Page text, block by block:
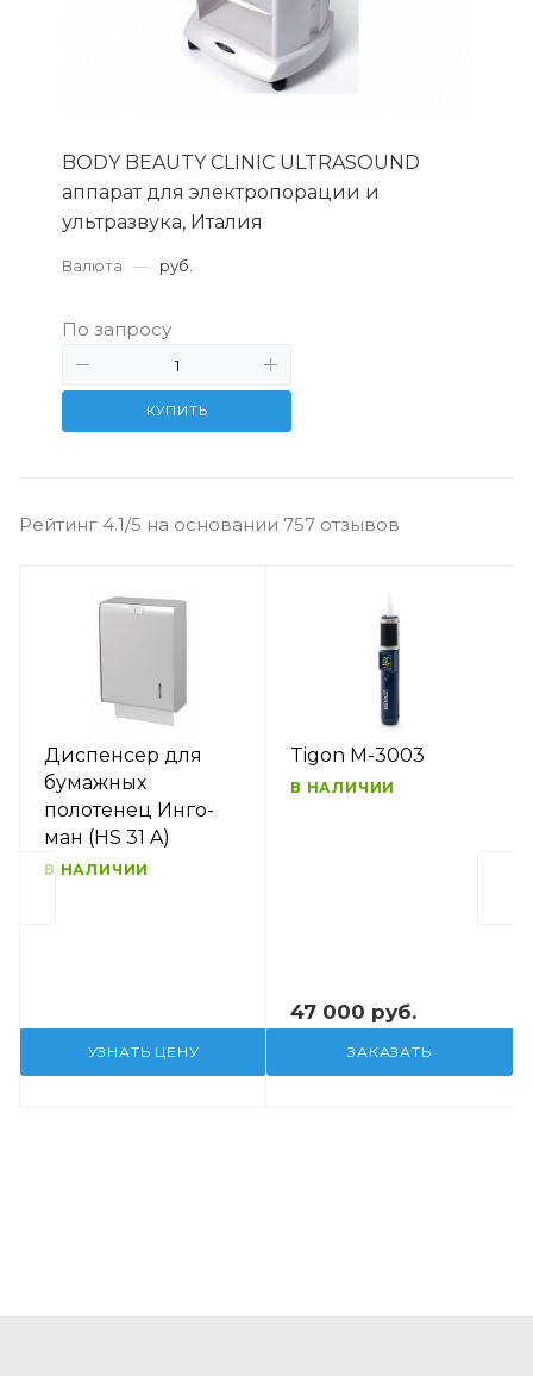
BODY BEAUTY CLINIC ULTRASOUND
аппарат для электропорации и
ультразвука, Италия
Валюта — руб.
По запросу
КУПИТЬ
Рейтинг 4.1/5 на основании 757 отзывов
Диспенсер для
бумажных
полотенец Инго-
ман (HS 31 A)
В НАЛИЧИИ
УЗНАТЬ ЦЕНУ
Tigon M-3003
В НАЛИЧИИ
47 000 руб.
ЗАКАЗАТЬ